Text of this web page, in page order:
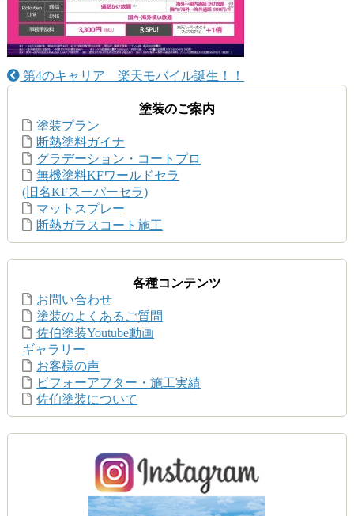
第4のキャリア 楽天モバイル誕生！！
塗装のご案内
塗装プラン
断熱塗料ガイナ
グラデーション・コートプロ
無機塗料KFワールドセラ
(旧名KFスーパーセラ)
マットスプレー
断熱ガラスコート施工
各種コンテンツ
お問い合わせ
塗装のよくあるご質問
佐伯塗装Youtube動画
ギャラリー
お客様の声
ビフォーアフター・施工実績
佐伯塗装について